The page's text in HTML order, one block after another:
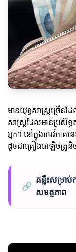
មានយុទ្ធសាស្ត្រច្រើន
សាស្ត្រដែលមានប្រសិទ្
អ្នក។ នៅក្នុងការវិភា
ដូចជាគ្រឿងអេឡិចត្រូនិ
🔗
គន្លឹះសម្រាប់
សមត្ថភាព